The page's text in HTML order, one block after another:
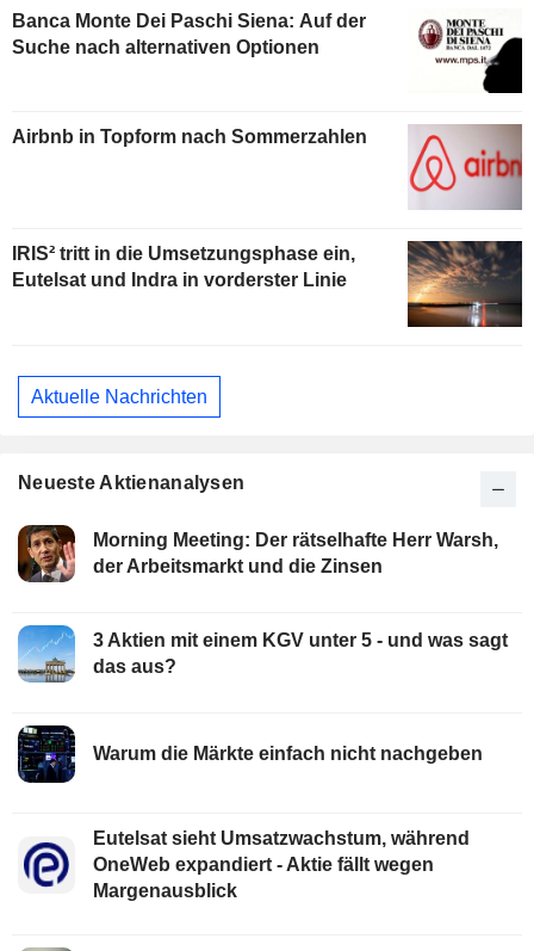
Banca Monte Dei Paschi Siena: Auf der
Suche nach alternativen Optionen
Airbnb in Topform nach Sommerzahlen
IRIS² tritt in die Umsetzungsphase ein,
Eutelsat und Indra in vorderster Linie
Aktuelle Nachrichten
Neueste Aktienanalysen
Morning Meeting: Der rätselhafte Herr Warsh,
der Arbeitsmarkt und die Zinsen
3 Aktien mit einem KGV unter 5 - und was sagt
das aus?
Warum die Märkte einfach nicht nachgeben
Eutelsat sieht Umsatzwachstum, während
OneWeb expandiert - Aktie fällt wegen
Margenausblick